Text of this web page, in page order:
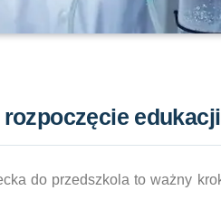
do przedszkola to ważny